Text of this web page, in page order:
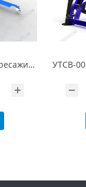
Устройство для пересаживания